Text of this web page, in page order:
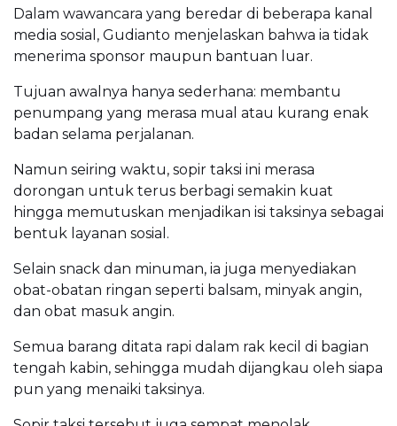
Dalam wawancara yang beredar di beberapa kanal
media sosial, Gudianto menjelaskan bahwa ia tidak
menerima sponsor maupun bantuan luar.
Tujuan awalnya hanya sederhana: membantu
penumpang yang merasa mual atau kurang enak
badan selama perjalanan.
Namun seiring waktu, sopir taksi ini merasa
dorongan untuk terus berbagi semakin kuat
hingga memutuskan menjadikan isi taksinya sebagai
bentuk layanan sosial.
Selain snack dan minuman, ia juga menyediakan
obat-obatan ringan seperti balsam, minyak angin,
dan obat masuk angin.
Semua barang ditata rapi dalam rak kecil di bagian
tengah kabin, sehingga mudah dijangkau oleh siapa
pun yang menaiki taksinya.